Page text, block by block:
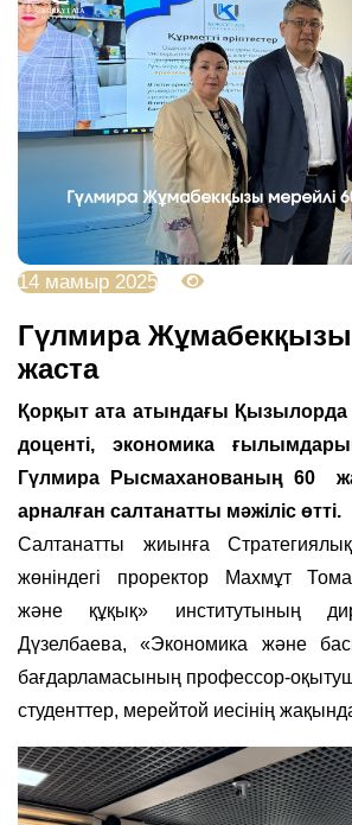
14 мамыр 2025
Гүлмира Жұмабекқызы
жаста
Қорқыт ата атындағы Қызылорда
доценті, экономика
Гүлмира Рысмаханованың 60
арналған салтанатты мәжіліс өтті.
Салтанатты жиынға
жөніндегі проректор Махмұт
және құқық» институтының
Дүзелбаева, «Экономика және
бағдарламасының профессор-
студенттер, мерейтой иесінің